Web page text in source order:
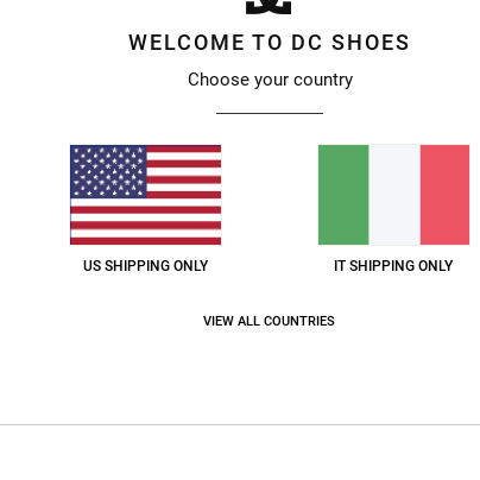
WELCOME TO DC SHOES
Choose your country
US SHIPPING ONLY IT SHIPPING ONLY
VIEW ALL COUNTRIES